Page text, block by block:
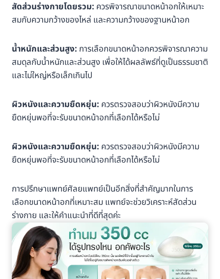
สัดส่วนร่างกายโดยรวม: ควรพิจารณาขนาดหน้าอกให้เหมาะ
สมกับความกว้างของไหล่ และความกว้างของฐานหน้าอก
น้ำหนักและส่วนสูง: การเลือกขนาดหน้าอกควรพิจารณาความ
สมดุลกับน้ำหนักและส่วนสูง เพื่อให้ได้ผลลัพธ์ที่ดูเป็นธรรมชาติ
และไม่ใหญ่หรือเล็กเกินไป
ผิวหนังและความยืดหยุ่น: ควรตรวจสอบว่าผิวหนังมีความ
ยืดหยุ่นพอที่จะรับขนาดหน้าอกที่เลือกได้หรือไม่
ผิวหนังและความยืดหยุ่น: ควรตรวจสอบว่าผิวหนังมีความ
ยืดหยุ่นพอที่จะรับขนาดหน้าอกที่เลือกได้หรือไม่
การปรึกษาแพทย์ศัลยแพทย์เป็นอีกสิ่งที่สำคัญมากในการ
เลือกขนาดหน้าอกที่เหมาะสม แพทย์จะช่วยวิเคราะห์สัดส่วน
ร่างกาย และให้คำแนะนำที่ดีที่สุดค่ะ